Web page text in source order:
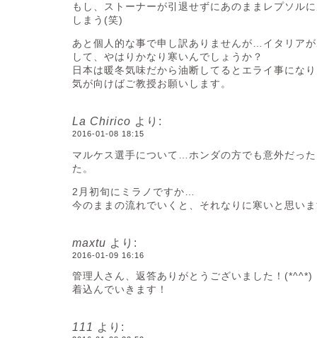
もし、ストーナーが引退せずにあのままレプソル
しまう(笑)
あと個人的な事で申し訳ありませんが…イタリア
して、やはりかなり寒いんでしょうか？
日本は暖冬気味だから油断してるとエライ事にな
気が向けばご教授お願いします。
La Chirico より:
2016-01-08 18:15
マルケス選手について…ホンダの方でも意外だっ
た。
2月初旬にミラノですか…
今のままの流れでいくと、それなりに寒いと思い
maxtu より:
2016-01-09 16:16
管理人さん、返答ありがとうございました！(*^^*)
着込んでいきます！
111 より: